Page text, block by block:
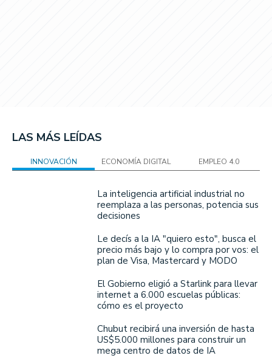
LAS MÁS LEÍDAS
INNOVACIÓN ECONOMÍA DIGITAL EMPLEO 4.0
La inteligencia artificial industrial no
reemplaza a las personas, potencia sus
decisiones
Le decís a la IA "quiero esto", busca el
precio más bajo y lo compra por vos: el
plan de Visa, Mastercard y MODO
El Gobierno eligió a Starlink para llevar
internet a 6.000 escuelas públicas:
cómo es el proyecto
Chubut recibirá una inversión de hasta
US$5.000 millones para construir un
mega centro de datos de IA